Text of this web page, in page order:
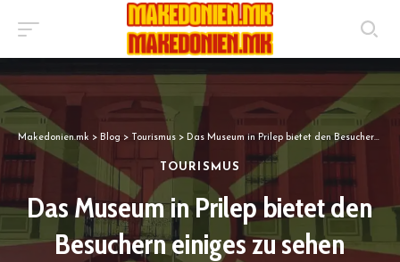
Makedonien.mk > Blog > Tourismus > Das Museum in Prilep bietet den Besuchern einiges zu sehen
TOURISMUS
Das Museum in Prilep bietet den
Besuchern einiges zu sehen